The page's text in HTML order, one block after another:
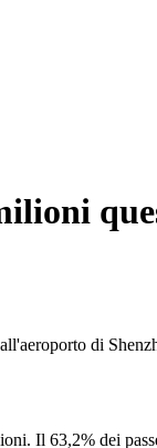
di
Il 63,2% dei